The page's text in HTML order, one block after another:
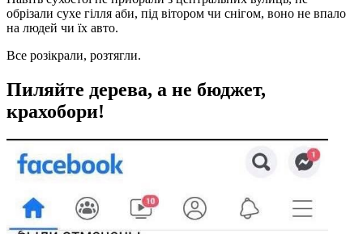
обрізали сухе гілля аби, під вітором чи снігом, воно не впало
на людей чи їх авто.
Все розікрали, розтягли.
Пиляйте дерева, а не бюджет,
крахобори!